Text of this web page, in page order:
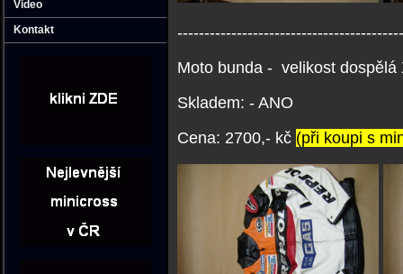
Video
Kontakt
Moto bunda - velikost dospělá
Skladem: - ANO
Cena: 2700,- kč (při koupi s